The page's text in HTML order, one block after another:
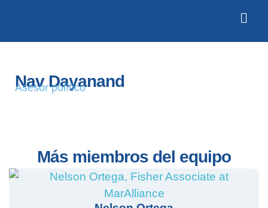
Nav Dayanand
Asesor político
Más miembros del equipo